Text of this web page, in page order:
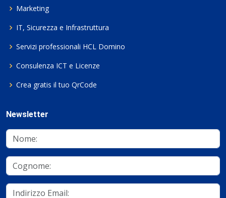
Marketing
IT, Sicurezza e Infrastruttura
Servizi professionali HCL Domino
Consulenza ICT e Licenze
Crea gratis il tuo QrCode
Newsletter